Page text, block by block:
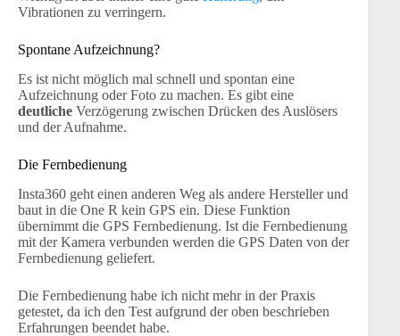
Vibrationen zu verringern.
Spontane Aufzeichnung?
Es ist nicht möglich mal schnell und spontan eine
Aufzeichnung oder Foto zu machen. Es gibt eine
deutliche Verzögerung zwischen Drücken des Auslösers
und der Aufnahme.
Die Fernbedienung
Insta360 geht einen anderen Weg als andere Hersteller und
baut in die One R kein GPS ein. Diese Funktion
übernimmt die GPS Fernbedienung. Ist die Fernbedienung
mit der Kamera verbunden werden die GPS Daten von der
Fernbedienung geliefert.
Die Fernbedienung habe ich nicht mehr in der Praxis
getestet, da ich den Test aufgrund der oben beschrieben
Erfahrungen beendet habe.